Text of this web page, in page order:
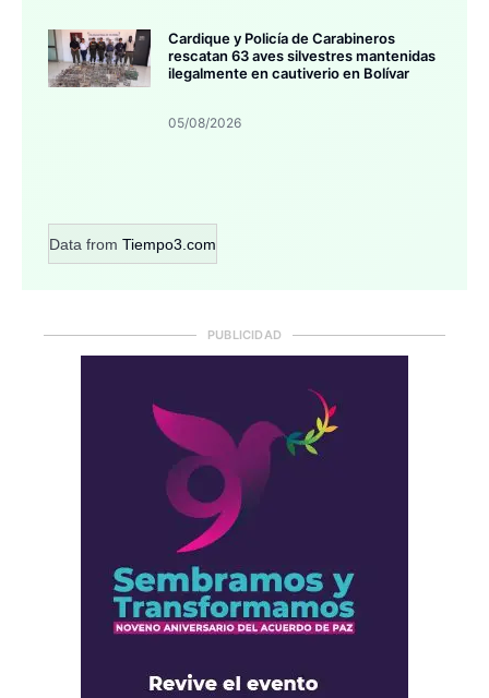
Cardique y Policía de Carabineros
rescatan 63 aves silvestres mantenidas
ilegalmente en cautiverio en Bolívar
05/08/2026
Data from Tiempo3.com
PUBLICIDAD